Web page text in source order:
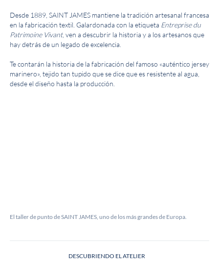
Desde 1889, SAINT JAMES mantiene la tradición artesanal francesa
en la fabricación textil. Galardonada con la etiqueta Entreprise du
Patrimoine Vivant, ven a descubrir la historia y a los artesanos que
hay detrás de un legado de excelencia.
Te contarán la historia de la fabricación del famoso «auténtico jersey
marinero», tejido tan tupido que se dice que es resistente al agua,
desde el diseño hasta la producción.
El taller de punto de SAINT JAMES, uno de los más grandes de Europa.
DESCUBRIENDO EL ATELIER